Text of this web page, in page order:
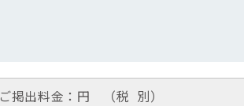
ご掲出料金：円 （税 別）